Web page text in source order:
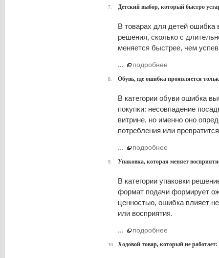
7. Детский выбор, который быстро
В товарах для детей ошибка
решения, сколько с
меняется быстрее, чем
... подробнее
8. Обувь, где ошибка проявляется
В категории обуви ошибка
покупки: несовпадение
витрине, но именно оно
потребления или
... подробнее
9. Упаковка, которая меняет
В категории упаковки
формат подачи формирует
ценностью, ошибка влияет
или восприятия.
... подробнее
10. Ходовой товар, который не